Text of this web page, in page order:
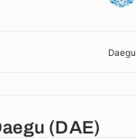
Daegu
(DAE)